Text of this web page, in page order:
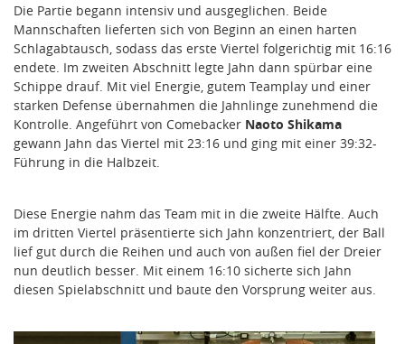
Die Partie begann intensiv und ausgeglichen. Beide
Mannschaften lieferten sich von Beginn an einen harten
Schlagabtausch, sodass das erste Viertel folgerichtig mit 16:16
endete. Im zweiten Abschnitt legte Jahn dann spürbar eine
Schippe drauf. Mit viel Energie, gutem Teamplay und einer
starken Defense übernahmen die Jahnlinge zunehmend die
Kontrolle. Angeführt von Comebacker Naoto Shikama
gewann Jahn das Viertel mit 23:16 und ging mit einer 39:32-
Führung in die Halbzeit.
Diese Energie nahm das Team mit in die zweite Hälfte. Auch
im dritten Viertel präsentierte sich Jahn konzentriert, der Ball
lief gut durch die Reihen und auch von außen fiel der Dreier
nun deutlich besser. Mit einem 16:10 sicherte sich Jahn
diesen Spielabschnitt und baute den Vorsprung weiter aus.